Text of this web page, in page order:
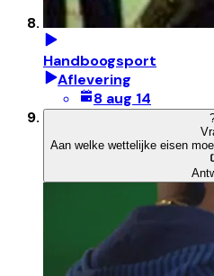
Handboogsport
Aflevering
8 aug 14
Aan welke wettelijke eisen